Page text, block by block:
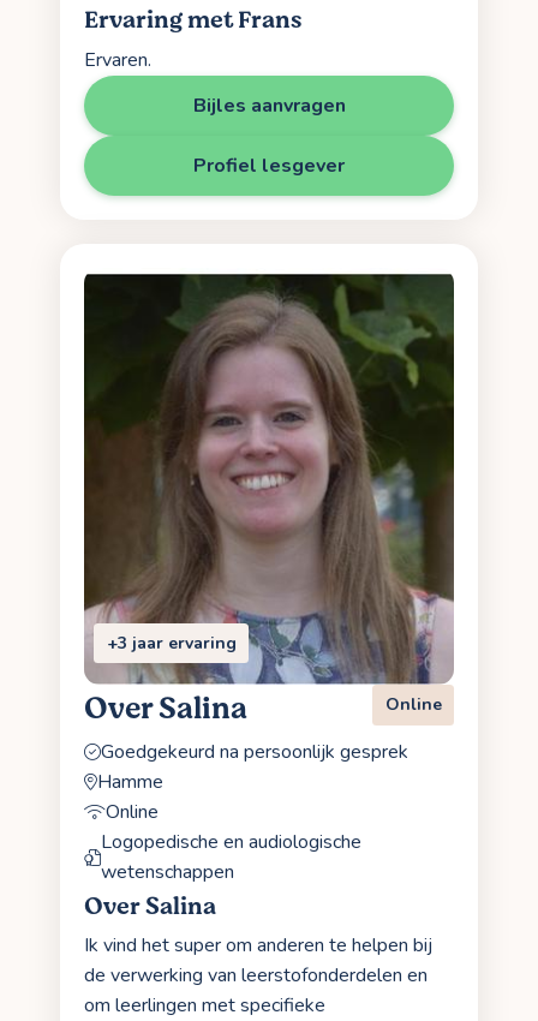
Ervaring met Frans
Ervaren.
Bijles aanvragen
Profiel lesgever
+3 jaar ervaring
Over Salina Online
Goedgekeurd na persoonlijk gesprek
Hamme
Online
Logopedische en audiologische
wetenschappen
Over Salina
Ik vind het super om anderen te helpen bij
de verwerking van leerstofonderdelen en
om leerlingen met specifieke